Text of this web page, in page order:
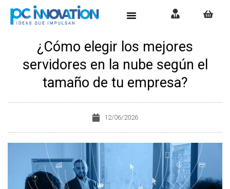
¿Cómo elegir los mejores
servidores en la nube según el
tamaño de tu empresa?
12/06/2026